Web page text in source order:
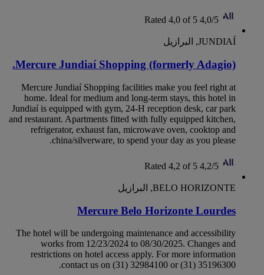
4,0/5
Rated 4,0 of 5
JUNDIAÍ, البرازيل
Mercure Jundiaí Shopping (formerly Adagio).
Mercure Jundiaí Shopping facilities make you feel right at
home. Ideal for medium and long-term stays, this hotel in
Jundiaí is equipped with gym, 24-H reception desk, car park
and restaurant. Apartments fitted with fully equipped kitchen,
refrigerator, exhaust fan, microwave oven, cooktop and
china/silverware, to spend your day as you please.
4,2/5
Rated 4,2 of 5
BELO HORIZONTE, البرازيل
Mercure Belo Horizonte Lourdes
The hotel will be undergoing maintenance and accessibility
works from 12/23/2024 to 08/30/2025. Changes and
restrictions on hotel access apply. For more information
contact us on (31) 32984100 or (31) 35196300.